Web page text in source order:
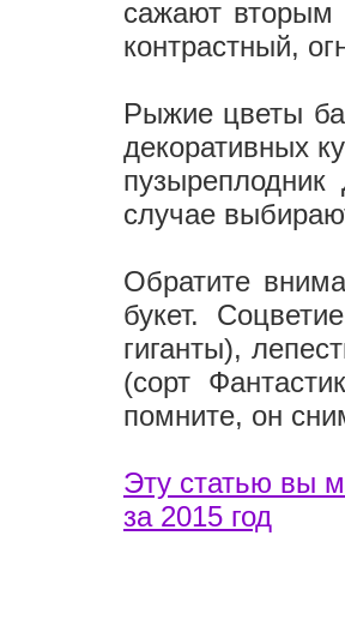
сажают вторым
контрастный,
Рыжие цветы
декоративных
случае
Обратите
букет.
гиганты),
(сорт
помните, он
Эту статью вы
за 2015 год